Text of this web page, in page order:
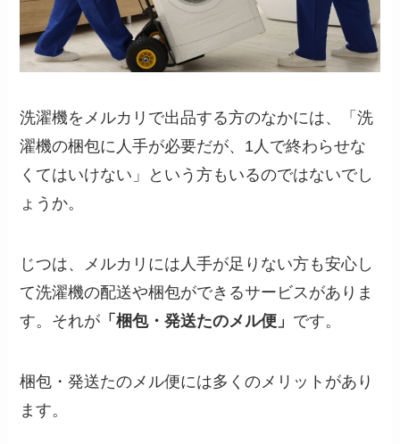
洗濯機をメルカリで出品する方のなかには、「洗
濯機の梱包に人手が必要だが、1人で終わらせな
くてはいけない」という方もいるのではないでし
ょうか。
じつは、メルカリには人手が足りない方も安心し
て洗濯機の配送や梱包ができるサービスがありま
す。それが 「梱包・発送たのメル便」 です。
梱包・発送たのメル便には多くのメリットがあり
ます。